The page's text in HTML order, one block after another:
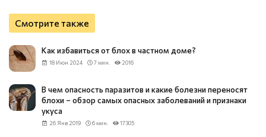
Смотрите также
Как избавиться от блох в частном доме?
18 Июн 2024 7 мин. 2016
В чем опасность паразитов и какие болезни переносят
блохи – обзор самых опасных заболеваний и признаки
укуса
26 Янв 2019 6 мин. 17305